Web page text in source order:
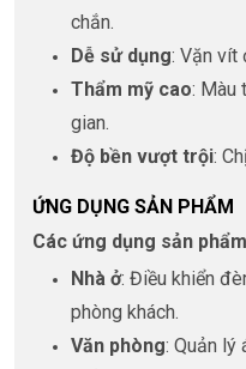
chắn.
Dễ sử dụng: Vặn vít
Thẩm mỹ cao: Màu
gian.
Độ bền vượt trội:
ỨNG DỤNG SẢN PHẨM
Các ứng dụng sản phẩm
Nhà ở: Điều khiển
phòng khách.
Văn phòng: Quản lý